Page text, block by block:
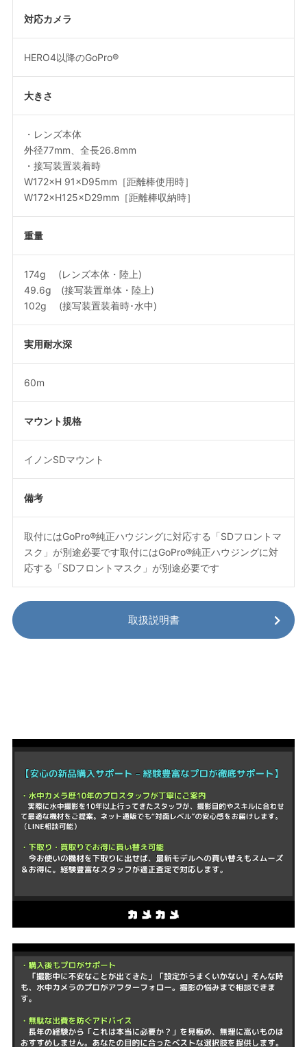
対応カメラ
HERO4以降のGoPro®
大きさ
・レンズ本体
外径77mm、全長26.8mm
・接写装置装着時
W172×H 91×D95mm［距離棒使用時］
W172×H125×D29mm［距離棒収納時］
重量
174g (レンズ本体・陸上)
49.6g (接写装置単体・陸上)
102g (接写装置装着時･水中)
実用耐水深
60m
マウント規格
イノンSDマウント
備考
取付にはGoPro®純正ハウジングに対応する「SDフロントマ
スク」が別途必要です取付にはGoPro®純正ハウジングに対
応する「SDフロントマスク」が別途必要です
取扱説明書